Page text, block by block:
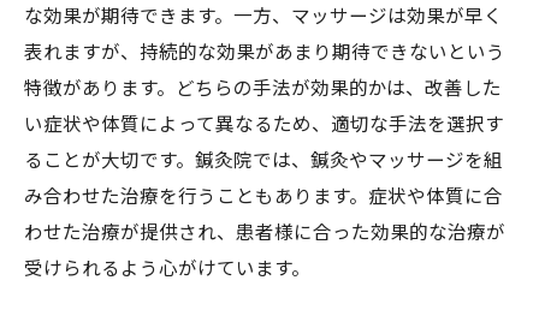
な効果が期待できます。一方、マッサージは効果が早く
表れますが、持続的な効果があまり期待できないという
特徴があります。どちらの手法が効果的かは、改善した
い症状や体質によって異なるため、適切な手法を選択す
ることが大切です。鍼灸院では、鍼灸やマッサージを組
み合わせた治療を行うこともあります。症状や体質に合
わせた治療が提供され、患者様に合った効果的な治療が
受けられるよう心がけています。